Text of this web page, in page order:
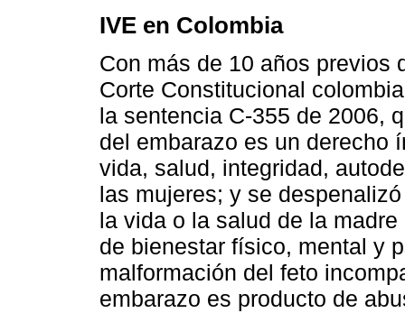
IVE en Colombia
Con más de 10 años previos
Corte Constitucional
la sentencia C-355 de 2006,
del embarazo es un derecho
vida, salud, integridad,
las mujeres; y se
la vida o la salud de la
de bienestar físico, mental y
malformación del feto
embarazo es producto de